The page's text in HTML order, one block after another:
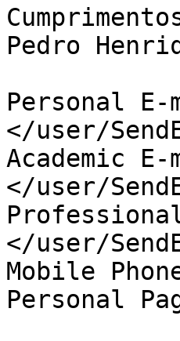
Pedro
Personal
</user/
Academic
</user/
</user/
Mobile
Personal